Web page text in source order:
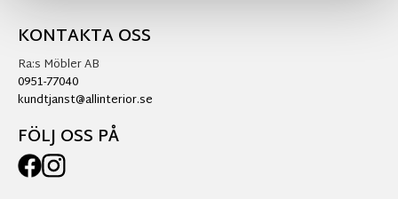
KONTAKTA OSS
Ra:s Möbler AB
0951-77040
kundtjanst@allinterior.se
FÖLJ OSS PÅ